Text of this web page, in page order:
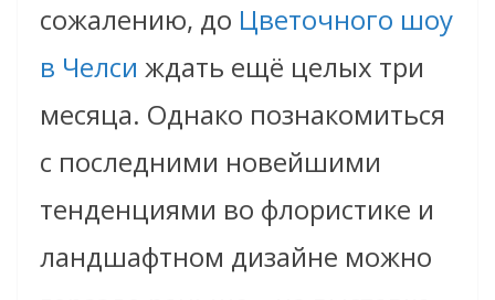
сожалению, до Цветочного шоу
в Челси ждать ещё целых три
месяца. Однако познакомиться
с последними новейшими
тенденциями во флористике и
ландшафтном дизайне можно